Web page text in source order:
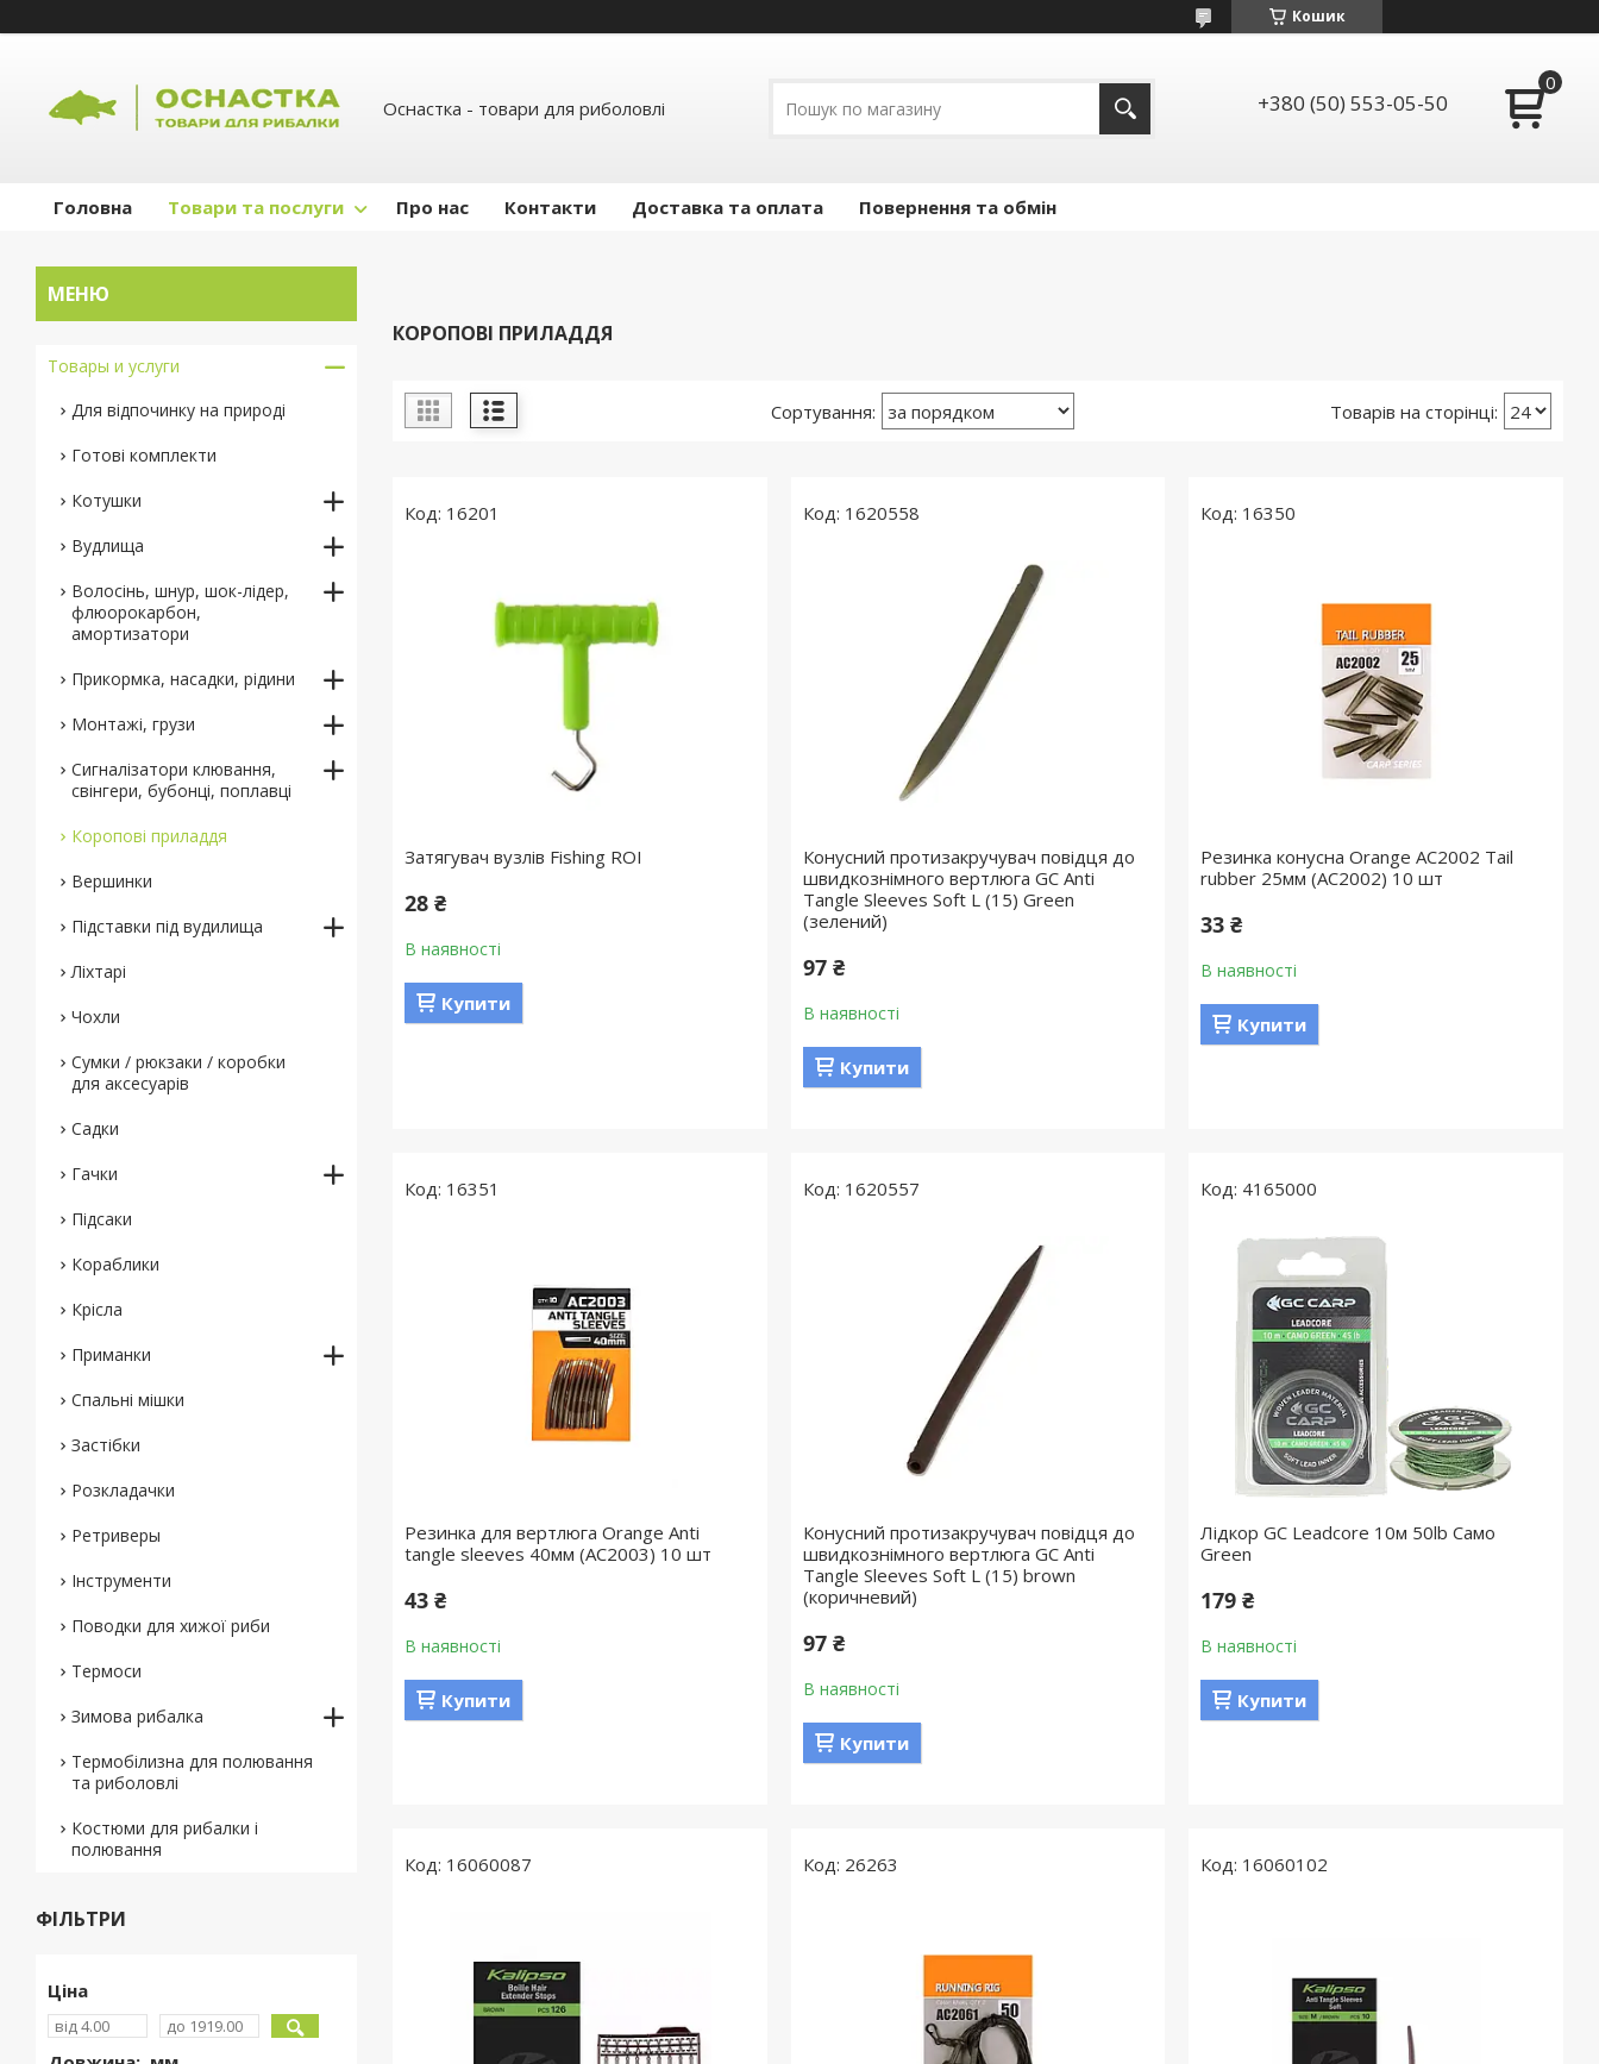
Кошик
Оснастка - товари для риболовлі +380 (50) 553-05-50
Головна Товари та послуги Про нас Контакти Доставка та оплата Повернення та обмін
КОРОПОВІ ПРИЛАДДЯ
16201
Затягувач вузлів Fishing ROI
28 ₴
В наявності
Купити
1620558
Конусний протизакручувач повідця до
швидкознімного вертлюга GC Anti
Tangle Sleeves Soft L (15) Green
(зелений)
97 ₴
В наявності
Купити
16350
Резинка конусна Orange AC2002 Tail
rubber 25мм (AC2002) 10 шт
33 ₴
В наявності
Купити
16351
Резинка для вертлюга Orange Anti
tangle sleeves 40мм (AC2003) 10 шт
43 ₴
В наявності
Купити
1620557
Конусний протизакручувач повідця до
швидкознімного вертлюга GC Anti
Tangle Sleeves Soft L (15) brown
(коричневий)
97 ₴
В наявності
Купити
4165000
Лідкор GC Leadcore 10м 50lb Caмo
Green
179 ₴
В наявності
Купити
16060087 26263 16060102
Товары и услуги
Для відпочинку на природі
Готові комплекти
Котушки
Вудлища
Волосінь, шнур, шок-лідер,
флюорокарбон,
амортизатори
Прикормка, насадки, рідини
Монтажі, грузи
Сигналізатори клювання,
свінгери, бубонці, поплавці
Коропові приладдя
Вершинки
Підставки під вудилища
Ліхтарі
Чохли
Сумки / рюкзаки / коробки
для аксесуарів
Садки
Гачки
Підсаки
Кораблики
Крісла
Приманки
Спальні мішки
Застібки
Розкладачки
Ретриверы
Інструменти
Поводки для хижої риби
Термоси
Зимова рибалка
Термобілизна для полювання
та риболовлі
Костюми для рибалки і
полювання
ФІЛЬТРИ
Ціна